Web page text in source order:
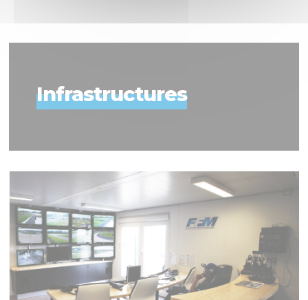
Infrastructures